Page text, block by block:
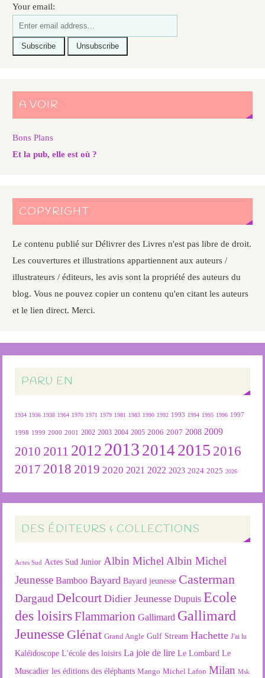
Your email:
A VOIR
Bons Plans
Et la pub, elle est où ?
COPYRIGHT
Le contenu publié sur Délivrer des Livres n'est pas libre de droit.
Les couvertures et illustrations appartiennent aux auteurs /
illustrateurs / éditeurs, les avis sont la propriété des auteurs du
blog. Vous ne pouvez copier un contenu qu'en citant les auteurs
et le lien direct. Merci.
PARU EN
1934 1936 1938 1964 1970 1971 1979 1981 1983 1990 1992 1993 1994 1995 1996 1997
1998 1999 2000 2001 2002 2003 2004 2005 2006 2007 2008 2009
2010 2011 2012 2013 2014 2015 2016
2017 2018 2019 2020 2021 2022 2023 2024 2025 2026
DES ÉDITEURS & COLLECTIONS
Actes Sud Actes Sud Junior Albin Michel Albin Michel
Jeunesse Bamboo Bayard Bayard jeunesse Casterman
Dargaud Delcourt Didier Jeunesse Dupuis Ecole
des loisirsFlammarion Gallimard Gallimard
Jeunesse Glénat Grand Angle Gulf Stream Hachette J'ai lu
Kaléidoscope L'école des loisirs La joie de lire Le Lombard Le
Muscadier les éditions des éléphants Mango Michel Lafon Milan Msk